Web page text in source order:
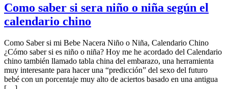
Como saber si sera niño o niña según el
calendario chino
Como Saber si mi Bebe Nacera Niño o Niña, Calendario Chino
¿Cómo saber si es niño o niña? Hoy me he acordado del Calendario
chino también llamado tabla china del embarazo, una herramienta
muy interesante para hacer una “predicción” del sexo del futuro
bebé con un porcentaje muy alto de aciertos basado en una antigua